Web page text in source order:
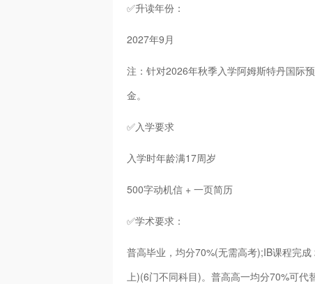
✅升读年份：
2027年9月
注：针对2026年秋季入学阿姆斯特丹国际
金。
✅入学要求
入学时年龄满17周岁
500字动机信 + 一页简历
✅学术要求：
普高毕业，均分70%(无需高考);IB课程完
上)(6门不同科目)。普高高一均分70%可代